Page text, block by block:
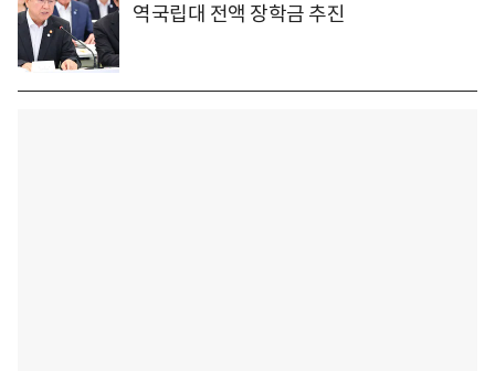
역국립대 전액 장학금 추진